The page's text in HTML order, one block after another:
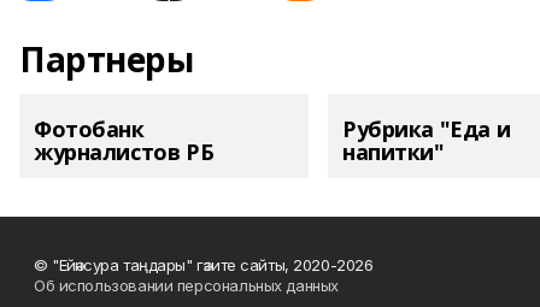
Партнеры
Фотобанк
журналистов РБ
Рубрика "Еда и
напитки"
© "Ейәнсура таңдары" гәзите сайты, 2020-2026
Об использовании персональных данных